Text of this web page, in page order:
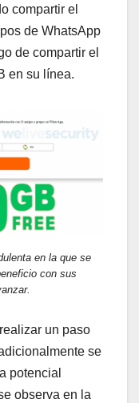
compartir el
de WhatsApp
de compartir el
en su línea.
en la que se
con sus
un paso
se
potencial
observa en la